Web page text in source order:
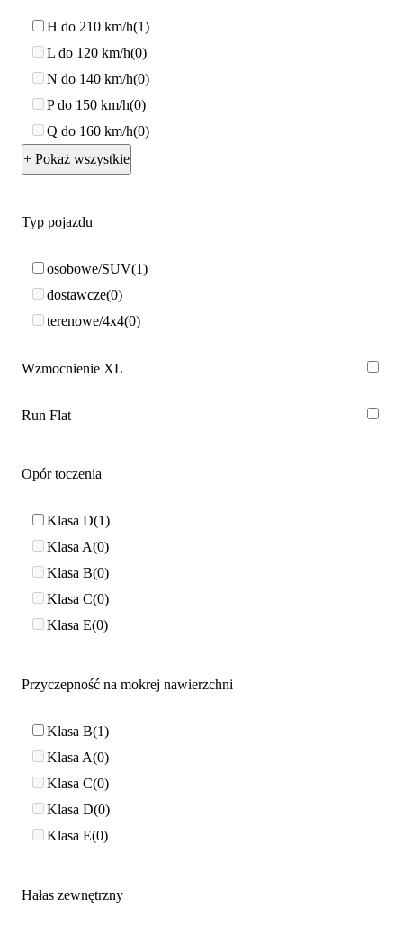
H do 210 km/h 1
L do 120 km/h 0
N do 140 km/h 0
P do 150 km/h 0
Q do 160 km/h 0
+ Pokaż wszystkie
Typ pojazdu
osobowe/SUV 1
dostawcze 0
terenowe/4x4 0
Wzmocnienie XL
Run Flat
Opór toczenia
Klasa D 1
Klasa A 0
Klasa B 0
Klasa C 0
Klasa E 0
Przyczepność na mokrej nawierzchni
Klasa B 1
Klasa A 0
Klasa C 0
Klasa D 0
Klasa E 0
Hałas zewnętrzny